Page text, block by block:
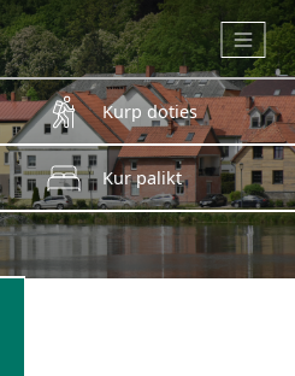
Kurp doties
Kur palikt